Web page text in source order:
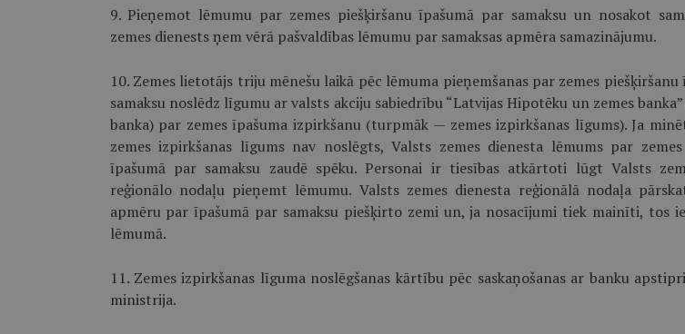
9. Pieņemot lēmumu par zemes piešķiršanu īpašumā par samaksu un nosakot
zemes dienests ņem vērā pašvaldības lēmumu par samaksas apmēra samazinājumu.
10. Zemes lietotājs triju mēnešu laikā pēc lēmuma pieņemšanas par zemes piešķiršanu
samaksu noslēdz līgumu ar valsts akciju sabiedrību “Latvijas Hipotēku un zemes
banka) par zemes īpašuma izpirkšanu (turpmāk — zemes izpirkšanas līgums). Ja
zemes izpirkšanas līgums nav noslēgts, Valsts zemes dienesta lēmums par
īpašumā par samaksu zaudē spēku. Personai ir tiesības atkārtoti lūgt Valsts
reģionālo nodaļu pieņemt lēmumu. Valsts zemes dienesta reģionālā nodaļa
apmēru par īpašumā par samaksu piešķirto zemi un, ja nosacījumi tiek mainīti, tos
lēmumā.
11. Zemes izpirkšanas līguma noslēgšanas kārtību pēc saskaņošanas ar banku
ministrija.